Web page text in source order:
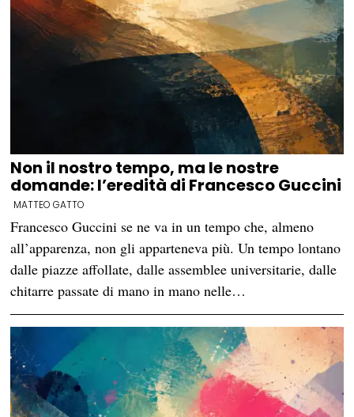
Non il nostro tempo, ma le nostre
domande: l’eredità di Francesco Guccini
MATTEO GATTO
Francesco Guccini se ne va in un tempo che, almeno
all’apparenza, non gli apparteneva più. Un tempo lontano
dalle piazze affollate, dalle assemblee universitarie, dalle
chitarre passate di mano in mano nelle…